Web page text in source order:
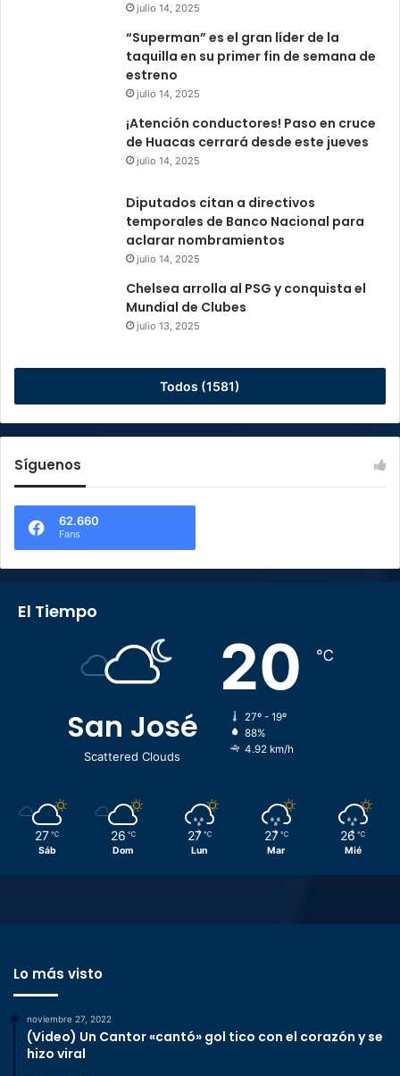
julio 14, 2025
“Superman” es el gran líder de la
taquilla en su primer fin de semana de
estreno
julio 14, 2025
¡Atención conductores! Paso en cruce
de Huacas cerrará desde este jueves
julio 14, 2025
Diputados citan a directivos
temporales de Banco Nacional para
aclarar nombramientos
julio 14, 2025
Chelsea arrolla al PSG y conquista el
Mundial de Clubes
julio 13, 2025
Todos (1581)
Síguenos
62.660
Fans
El Tiempo
San José
Scattered Clouds
20 ℃
27º - 19º
88%
4.92 km/h
27 ℃
Sáb
26 ℃
Dom
27 ℃
Lun
27 ℃
Mar
26 ℃
Mié
Lo más visto
noviembre 27, 2022
(Video) Un Cantor «cantó» gol tico con el corazón y se
hizo viral